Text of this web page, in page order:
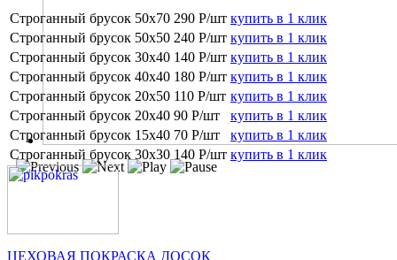
Строганный брусок 50х70 290 Р/шт купить в 1 клик
Строганный брусок 50х50 240 Р/шт купить в 1 клик
Строганный брусок 30х40 140 Р/шт купить в 1 клик
Строганный брусок 40х40 180 Р/шт купить в 1 клик
Строганный брусок 20х50 110 Р/шт купить в 1 клик
Строганный брусок 20х40 90 Р/шт
купить в 1 клик
Строганный брусок 15х40 70 Р/шт
купить в 1 клик
Строганный брусок 30х30 140 Р/шт купить в 1 клик
ЦЕХОВАЯ ПОКРАСКА ДОСОК